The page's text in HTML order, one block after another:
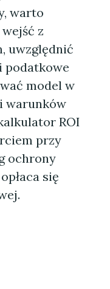
warto
z
uwzględnić
podatkowe
model w
warunków
ROI
przy
ochrony
się